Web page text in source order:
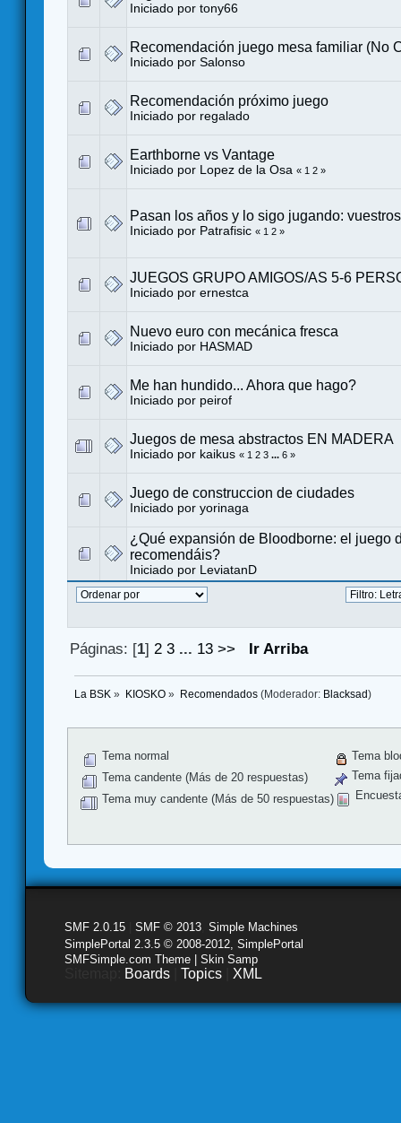
Iniciado por tony66
Recomendación juego mesa familiar (No
Iniciado por Salonso
Recomendación próximo juego
Iniciado por regalado
Earthborne vs Vantage
Iniciado por Lopez de la Osa « 1 2 »
Pasan los años y lo sigo jugando:
Iniciado por Patrafisic « 1 2 »
JUEGOS GRUPO AMIGOS/AS 5-6
Iniciado por ernestca
Nuevo euro con mecánica fresca
Iniciado por HASMAD
Me han hundido... Ahora que hago?
Iniciado por peirof
Juegos de mesa abstractos EN MADERA
Iniciado por kaikus « 1 2 3 ... 6 »
Juego de construccion de ciudades
Iniciado por yorinaga
¿Qué expansión de Bloodborne: el juego
recomendáis?
Iniciado por LeviatanD
Páginas: [1] 2 3 ... 13 >> Ir Arriba
La BSK » KIOSKO» Recomendados(Moderador: Blacksad )
Tema normal
Tema candente (Más de 20 respuestas)
Tema muy candente (Más de 50 respuestas)
Tema
Tema
SMF 2.0.15 SMF © 2013 Simple Machines
SimplePortal 2.3.5 © 2008-2012, SimplePortal
SMFSimple.com Theme | Skin Samp
Boards Topics XML